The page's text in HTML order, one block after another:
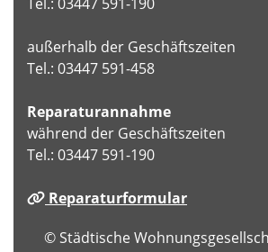
außerhalb der Geschäftszeiten
Tel.: 03447 591-458
Reparaturannahme
während der Geschäftszeiten
Tel.: 03447 591-190
Reparaturformular
© Städtische